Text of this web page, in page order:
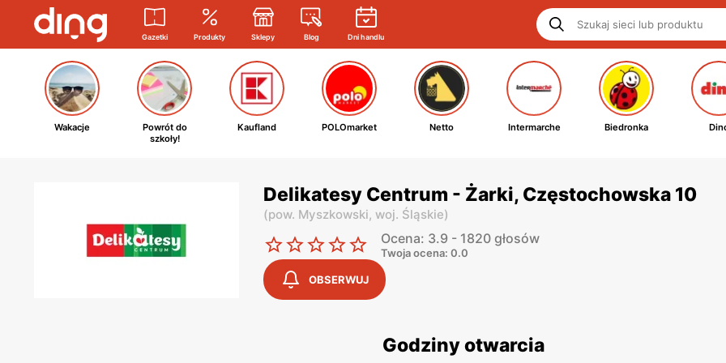
Gazetki Produkty Sklepy Blog Dni handlu
Wakacje
Powrót do
szkoły!
Kaufland POLOmarket Netto Intermarche Biedronka
Delikatesy Centrum - Żarki, Częstochowska 10
(pow. Myszkowski, woj. Śląskie)
Ocena: 3.9 - 1820 głosów
Twoja ocena: 0.0
OBSERWUJ
Godziny otwarcia